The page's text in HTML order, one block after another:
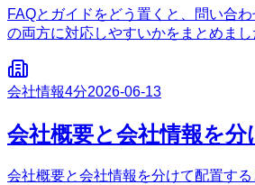
FAQとガイドをどう置くと、問い合
の両方に対応しやすいかをまとめまし
会社情報4分2026-06-13
会社概要と会社情報を分
会社概要と会社情報を分けて配置す